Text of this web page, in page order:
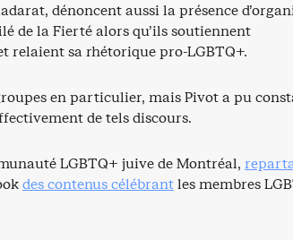
dénoncent aussi la présence
de la Fierté alors qu’ils soutiennent
relaient sa rhétorique pro-LGBTQ+.
en particulier, mais Pivot a pu
de tels discours.
LGBTQ+ juive de Montréal,
des contenus célébrantles membres